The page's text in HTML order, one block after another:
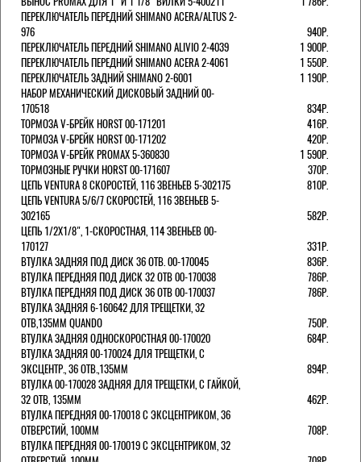
ПЕРЕКЛЮЧАТЕЛЬ ПЕРЕДНИЙ SHIMANO ACERA/ALTUS 2-
976
940Р.
ПЕРЕКЛЮЧАТЕЛЬ ПЕРЕДНИЙ SHIMANO ALIVIO 2-4039
1 900Р.
ПЕРЕКЛЮЧАТЕЛЬ ПЕРЕДНИЙ SHIMANO ACERA 2-4061
1 550Р.
ПЕРЕКЛЮЧАТЕЛЬ ЗАДНИЙ SHIMANO 2-6001
1 190Р.
НАБОР МЕХАНИЧЕСКИЙ ДИСКОВЫЙ ЗАДНИЙ 00-
170518
834Р.
ТОРМОЗА V-БРЕЙК HORST 00-171201
416Р.
ТОРМОЗА V-БРЕЙК HORST 00-171202
420Р.
ТОРМОЗА V-БРЕЙК PROMAX 5-360830
1 590Р.
ТОРМОЗНЫЕ РУЧКИ HORST 00-171607
370Р.
ЦЕПЬ VENTURA 8 СКОРОСТЕЙ, 116 ЗВЕНЬЕВ 5-302175
810Р.
ЦЕПЬ VENTURA 5/6/7 СКОРОСТЕЙ, 116 ЗВЕНЬЕВ 5-
302165
582Р.
ЦЕПЬ 1/2Х1/8", 1-СКОРОСТНАЯ, 114 ЗВЕНЬЕВ 00-
170127
331Р.
ВТУЛКА ЗАДНЯЯ ПОД ДИСК 36 ОТВ. 00-170045
836Р.
ВТУЛКА ПЕРЕДНЯЯ ПОД ДИСК 32 ОТВ 00-170038
786Р.
ВТУЛКА ПЕРЕДНЯЯ ПОД ДИСК 36 ОТВ 00-170037
786Р.
ВТУЛКА ЗАДНЯЯ 6-160642 ДЛЯ ТРЕЩЕТКИ, 32
ОТВ,135ММ QUANDO
750Р.
ВТУЛКА ЗАДНЯЯ ОДНОСКОРОСТНАЯ 00-170020
684Р.
ВТУЛКА ЗАДНЯЯ 00-170024 ДЛЯ ТРЕЩЕТКИ, С
ЭКСЦЕНТР., 36 ОТВ.,135ММ
894Р.
ВТУЛКА 00-170028 ЗАДНЯЯ ДЛЯ ТРЕЩЕТКИ, С ГАЙКОЙ,
32 ОТВ, 135ММ
462Р.
ВТУЛКА ПЕРЕДНЯЯ 00-170018 С ЭКСЦЕНТРИКОМ, 36
ОТВЕРСТИЙ, 100ММ
708Р.
ВТУЛКА ПЕРЕДНЯЯ 00-170019 С ЭКСЦЕНТРИКОМ, 32